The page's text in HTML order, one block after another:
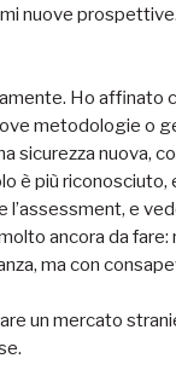
nuove
Ho affinato
metodologie o
sicurezza nuova,
è più riconosciuto,
e
ancora da
ma con
un mercato